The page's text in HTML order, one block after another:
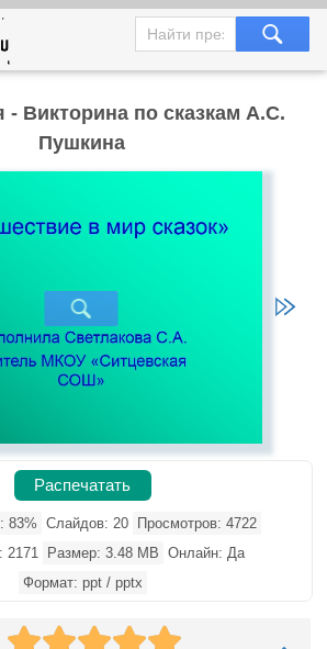
- Викторина по сказкам А.С.
Пушкина
Распечатать
83% Слайдов: 20
Просмотров: 4722
2171
Размер: 3.48 MB Онлайн: Да
Формат: ppt / pptx